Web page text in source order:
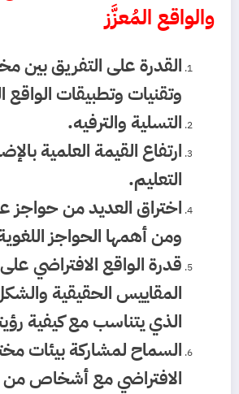
والواقع المُعزَّز
القدرة على التفريق بين
وتقنيات وتطبيقات الواقع
التسلية والترفيه.
ارتفاع القيمة العلمية
التعليم.
اختراق العديد من حواجز
ومن أهمها الحواجز
قدرة الواقع الافتراضي
المقاييس الحقيقية
الذي يتناسب مع كيفية
السماح لمشاركة بيئات
الافتراضي مع أشخاص من